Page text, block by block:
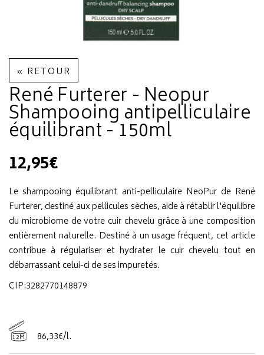
« RETOUR
René Furterer - Neopur
Shampooing antipelliculaire
équilibrant - 150ml
12,95€
Le shampooing équilibrant anti-pelliculaire NeoPur de René
Furterer, destiné aux pellicules sèches, aide à rétablir l'équilibre
du microbiome de votre cuir chevelu grâce à une composition
entièrement naturelle. Destiné à un usage fréquent, cet article
contribue à régulariser et hydrater le cuir chevelu tout en
débarrassant celui-ci de ses impuretés.
CIP:3282770148879
12M 86,33€/l.